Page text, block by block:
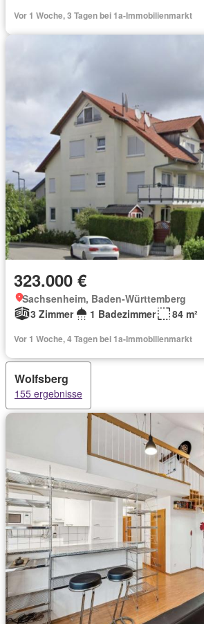
Vor 1 Woche, 3 Tagen bei 1a-Immobilienmarkt
323.000 €
Sachsenheim, Baden-Württemberg
3 Zimmer
1 Badezimmer 84 m²
Vor 1 Woche, 4 Tagen bei 1a-Immobilienmarkt
Wolfsberg
155 ergebnisse